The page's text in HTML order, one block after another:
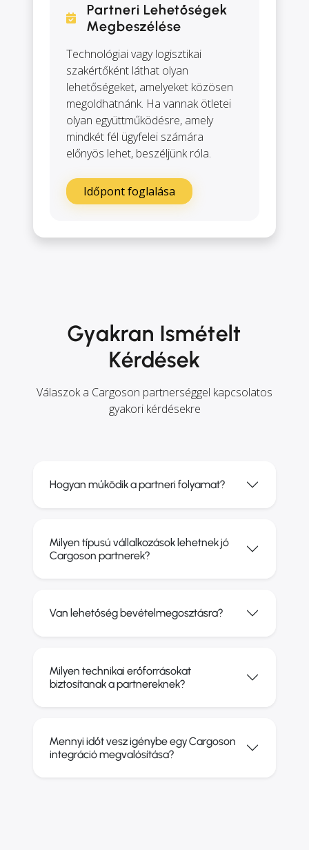
Partneri Lehetőségek
Megbeszélése
Technológiai vagy logisztikai
szakértőként láthat olyan
lehetőségeket, amelyeket közösen
megoldhatnánk. Ha vannak ötletei
olyan együttműködésre, amely
mindkét fél ügyfelei számára
előnyös lehet, beszéljünk róla.
Időpont foglalása
Gyakran Ismételt
Kérdések
Válaszok a Cargoson partnerséggel kapcsolatos
gyakori kérdésekre
Hogyan működik a partneri folyamat?
Milyen típusú vállalkozások lehetnek jó
Cargoson partnerek?
Van lehetőség bevételmegosztásra?
Milyen technikai erőforrásokat
biztosítanak a partnereknek?
Mennyi időt vesz igénybe egy Cargoson
integráció megvalósítása?